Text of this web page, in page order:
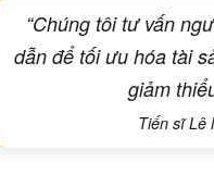
“Chúng tôi tư vấn
dẫn để tối ưu hóa tài
giảm
Tiến sĩ Lê